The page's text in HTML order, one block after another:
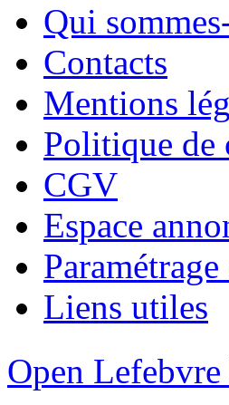
Qui
Contacts
Mentions
Politique de
CGV
Espace
Liens utiles
Open